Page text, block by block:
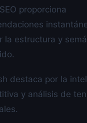
proporciona
la estructura y
destaca por la
y análisis de